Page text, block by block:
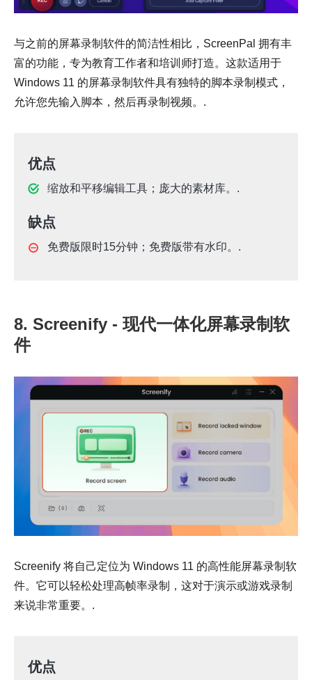
与之前的屏幕录制软件的简洁性相比，ScreenPal 拥有丰
富的功能，专为教育工作者和培训师打造。这款适用于
Windows 11 的屏幕录制软件具有独特的脚本录制模式，
允许您先输入脚本，然后再录制视频。.
优点
缩放和平移编辑工具；庞大的素材库。.
缺点
免费版限时15分钟；免费版带有水印。.
8. Screenify - 现代一体化屏幕录制软
件
Screenify 将自己定位为 Windows 11 的高性能屏幕录制软
件。它可以轻松处理高帧率录制，这对于演示或游戏录制
来说非常重要。.
优点